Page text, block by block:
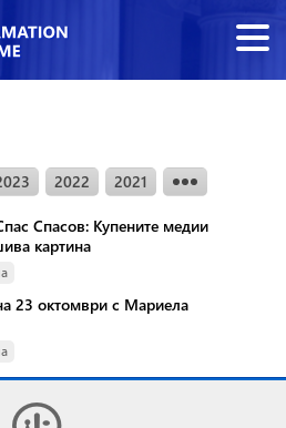
2022 2021
Спасов: Купените медии
картина
23 октомври с Мариела